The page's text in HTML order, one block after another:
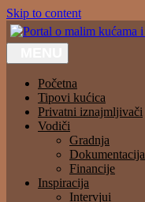
Skip to content
Početna
Tipovi kućica
Privatni iznajmljivači
Vodiči
Gradnja
Dokumentacija
Financije
Inspiracija
Intervjui